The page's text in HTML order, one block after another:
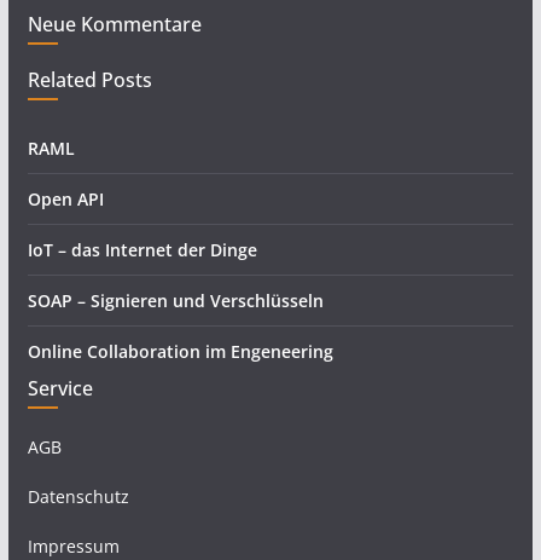
Neue Kommentare
Related Posts
RAML
Open API
IoT – das Internet der Dinge
SOAP – Signieren und Verschlüsseln
Online Collaboration im Engeneering
Service
AGB
Datenschutz
Impressum